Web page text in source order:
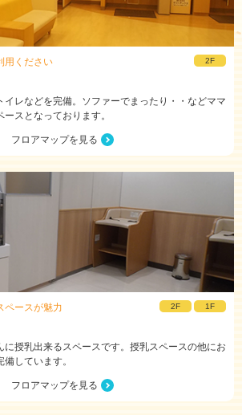
用ください 2F
イレなどを完備。ソファーでまったり・・などママ
スとなっております。
フロアマップを見る
ペースが魅力 1F
2F
に授乳出来るスペースです。授乳スペースの他にお
しています。
フロアマップを見る